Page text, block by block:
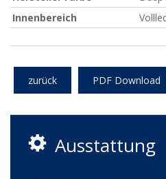
Innenbereich
zurück PDF Download
Ausstattung